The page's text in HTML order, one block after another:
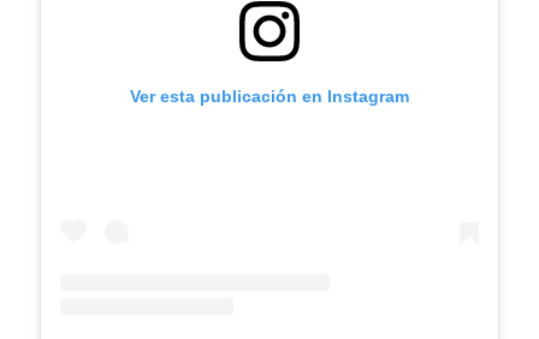
Ver esta publicación en Instagram